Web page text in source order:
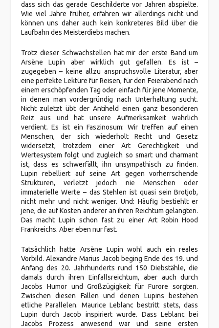
dass sich das gerade Geschilderte vor Jahren abspielte.
Wie viel Jahre früher, erfahren wir allerdings nicht und
können uns daher auch kein konkreteres Bild über die
Laufbahn des Meisterdiebs machen.
Trotz dieser Schwachstellen hat mir der erste Band um
Arsène Lupin aber wirklich gut gefallen. Es ist –
zugegeben – keine allzu anspruchsvolle Literatur, aber
eine perfekte Lektüre für Reisen, für den Feierabend nach
einem erschöpfenden Tag oder einfach für jene Momente,
in denen man vordergründig nach Unterhaltung sucht.
Nicht zuletzt übt der Antiheld einen ganz besonderen
Reiz aus und hat unsere Aufmerksamkeit wahrlich
verdient. Es ist ein Faszinosum: Wir treffen auf einen
Menschen, der sich wiederholt Recht und Gesetz
widersetzt, trotzdem einer Art Gerechtigkeit und
Wertesystem folgt und zugleich so smart und charmant
ist, dass es schwerfällt, ihn unsympathisch zu finden.
Lupin rebelliert auf seine Art gegen vorherrschende
Strukturen, verletzt jedoch nie Menschen oder
immaterielle Werte – das Stehlen ist quasi sein Brotjob,
nicht mehr und nicht weniger. Und: Häufig bestiehlt er
jene, die auf Kosten anderer an ihren Reichtum gelangten.
Das macht Lupin schon fast zu einer Art Robin Hood
Frankreichs. Aber eben nur fast.
Tatsächlich hatte Arsène Lupin wohl auch ein reales
Vorbild. Alexandre Marius Jacob beging Ende des 19. und
Anfang des 20. Jahrhunderts rund 150 Diebstähle, die
damals durch ihren Einfallsreichtum, aber auch durch
Jacobs Humor und Großzügigkeit für Furore sorgten.
Zwischen diesen Fällen und denen Lupins bestehen
etliche Parallelen. Maurice Leblanc bestritt stets, dass
Lupin durch Jacob inspiriert wurde. Dass Leblanc bei
Jacobs Prozess anwesend war und seine ersten